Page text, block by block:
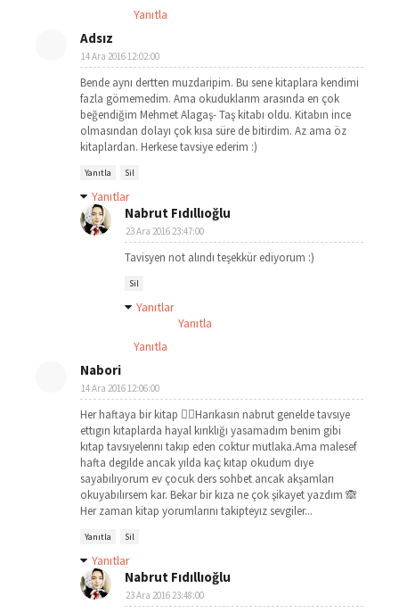
Yanıtla
Adsız
14 Ara 2016 12:02:00
Bende aynı dertten muzdaripim. Bu sene kitaplara kendimi
fazla gömemedim. Ama okuduklarım arasında en çok
beğendiğim Mehmet Alagaş- Taş kitabı oldu. Kitabın ince
olmasından dolayı çok kısa süre de bitirdim. Az ama öz
kitaplardan. Herkese tavsiye ederim :)
Yanıtla Sil
Yanıtlar
Nabrut Fıdıllıoğlu
23 Ara 2016 23:47:00
Tavisyen not alındı teşekkür ediyorum :)
Sil
Yanıtlar
Yanıtla
Yanıtla
Nabori
14 Ara 2016 12:06:00
Her haftaya bir kitap 👍🏻Harıkasın nabrut genelde tavsıye
ettıgın kıtaplarda hayal kırıklığı yasamadım benim gibi
kıtap tavsıyelerını takıp eden coktur mutlaka.Ama malesef
hafta degılde ancak yılda kaç kıtap okudum dıye
sayabılıyorum ev çocuk ders sohbet ancak akşamları
okuyabılırsem kar. Bekar bir kıza ne çok şikayet yazdım 🙈
Her zaman kitap yorumlarını takipteyız sevgiler...
Yanıtla Sil
Yanıtlar
Nabrut Fıdıllıoğlu
23 Ara 2016 23:48:00